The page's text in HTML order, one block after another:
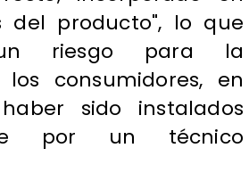
del producto", lo que
riesgo para la
consumidores, en
sido instalados
por un técnico